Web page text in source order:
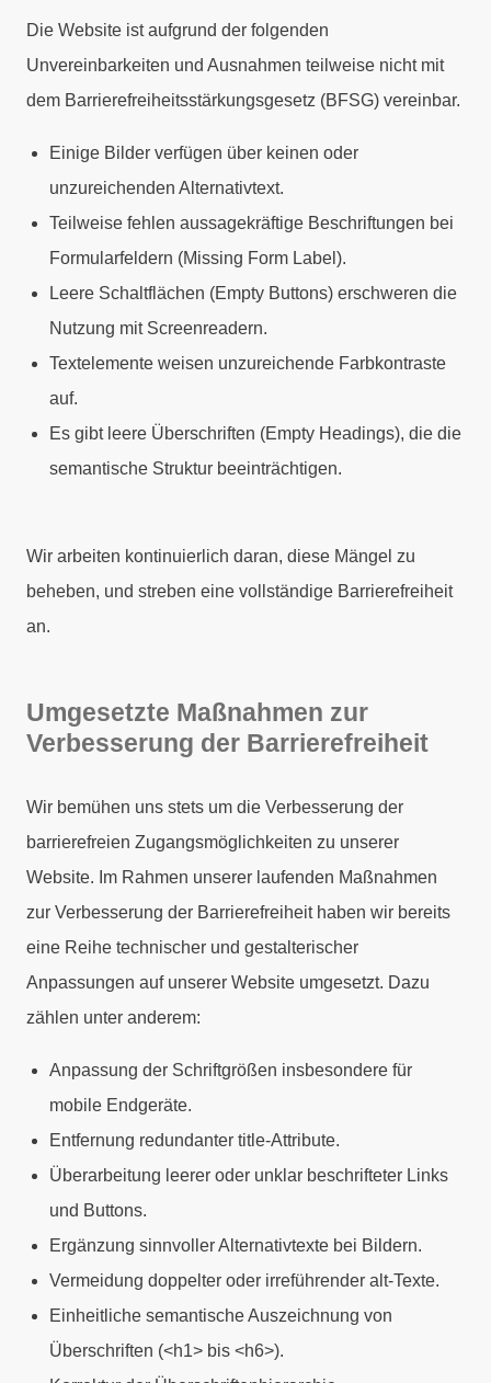
Die Website ist aufgrund der folgenden
Unvereinbarkeiten und Ausnahmen teilweise nicht mit
dem Barrierefreiheitsstärkungsgesetz (BFSG) vereinbar.
Einige Bilder verfügen über keinen oder
unzureichenden Alternativtext.
Teilweise fehlen aussagekräftige Beschriftungen bei
Formularfeldern (Missing Form Label).
Leere Schaltflächen (Empty Buttons) erschweren die
Nutzung mit Screenreadern.
Textelemente weisen unzureichende Farbkontraste
auf.
Es gibt leere Überschriften (Empty Headings), die die
semantische Struktur beeinträchtigen.
Wir arbeiten kontinuierlich daran, diese Mängel zu
beheben, und streben eine vollständige Barrierefreiheit
an.
Umgesetzte Maßnahmen zur
Verbesserung der Barrierefreiheit
Wir bemühen uns stets um die Verbesserung der
barrierefreien Zugangsmöglichkeiten zu unserer
Website. Im Rahmen unserer laufenden Maßnahmen
zur Verbesserung der Barrierefreiheit haben wir bereits
eine Reihe technischer und gestalterischer
Anpassungen auf unserer Website umgesetzt. Dazu
zählen unter anderem:
Anpassung der Schriftgrößen insbesondere für
mobile Endgeräte.
Entfernung redundanter title-Attribute.
Überarbeitung leerer oder unklar beschrifteter Links
und Buttons.
Ergänzung sinnvoller Alternativtexte bei Bildern.
Vermeidung doppelter oder irreführender alt-Texte.
Einheitliche semantische Auszeichnung von
Überschriften (<h1> bis <h6>).